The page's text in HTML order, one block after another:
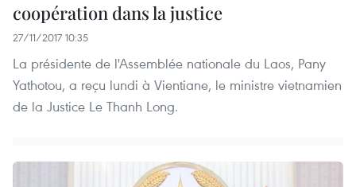
coopération dans la justice
27/11/2017 10:35
La présidente de l'Assemblée nationale du Laos, Pany
Yathotou, a reçu lundi à Vientiane, le ministre vietnamien
de la Justice Le Thanh Long.